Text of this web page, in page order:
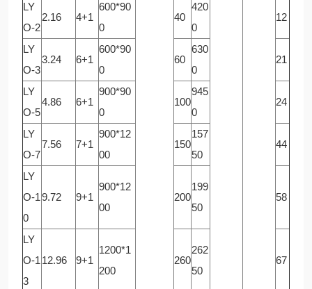
LY
O-2
2.16 4+1
600*90
0
40
420
0
12
LY
O-3
3.24 6+1
600*90
0
60
630
0
21
LY
O-5
4.86 6+1
900*90
0
100
945
0
24
LY
O-7
7.56 7+1
900*12
00
150
157
50
44
LY
O-1
0
9.72 9+1
900*12
00
200
199
50
58
LY
O-1
3
12.96 9+1
1200*1
200
260
262
50
67